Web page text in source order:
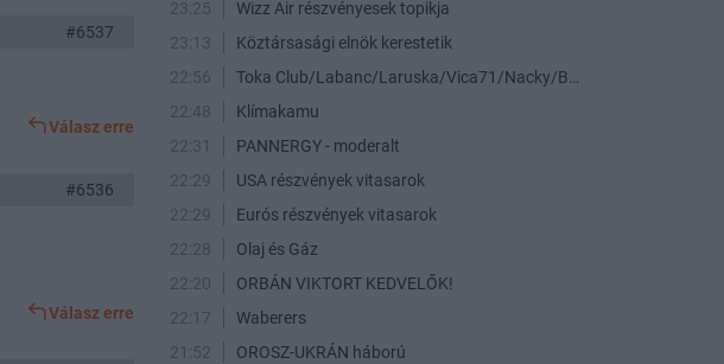
#6537
Válasz erre
#6536
Válasz erre
23:25
Wizz Air részvényesek topikja
23:13
Köztársasági elnök kerestetik
22:56
22:48
Klímakamu
22:31
PANNERGY - moderalt
22:29
USA részvények vitasarok
22:29
Eurós részvények vitasarok
22:28
Olaj és Gáz
22:20
ORBÁN VIKTORT KEDVELŐK!
22:17
Waberers
21:52
OROSZ-UKRÁN háború